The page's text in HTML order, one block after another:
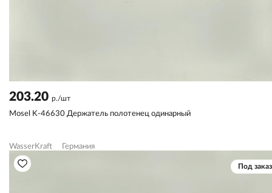
203.20 р./шт
Mosel K-46630 Держатель полотенец одинарный
WasserKraft Германия
Под заказ